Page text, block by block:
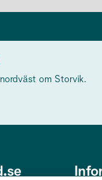
om Storvik.